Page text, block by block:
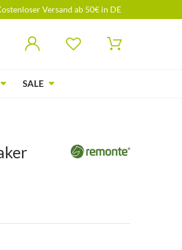
Versand ab 50€ in DE
SALE